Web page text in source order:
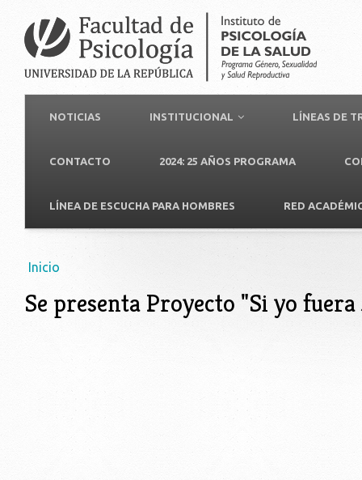
NOTICIAS INSTITUCIONAL LÍNEAS DE
CONTACTO 2024: 25 AÑOS PROGRAMA
LÍNEA DE ESCUCHA PARA HOMBRES RED
Usted está aquí
Inicio
Se presenta Proyecto "Si yo fuera